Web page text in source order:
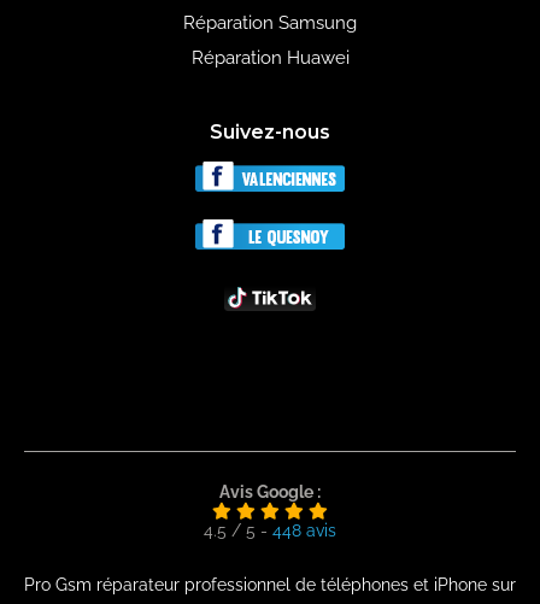
Réparation Samsung
Réparation Huawei
Suivez-nous
Avis Google :
4.5 / 5 - 448 avis
Pro Gsm réparateur professionnel de téléphones et iPhone sur